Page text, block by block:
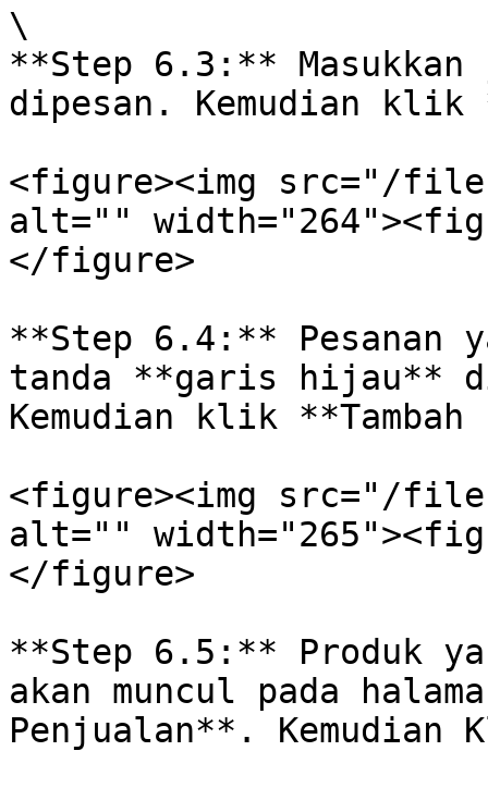
\
**Step 6.3:**
dipesan. Kemudian klik
<figure><img src="/files/
alt=""
</figure>
**Step 6.4:** Pesanan
tanda **garis hijau**
Kemudian klik
<figure><img src="/
alt=""
</figure>
**Step 6.5:** Produk
akan muncul pada
Penjualan**. Kemudian